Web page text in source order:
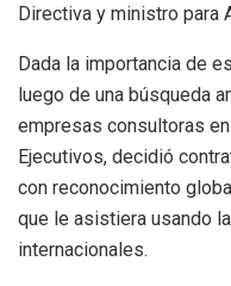
Directiva y ministro para
Dada la importancia de
luego de una búsqueda
empresas consultoras
Ejecutivos, decidió
con reconocimiento
que le asistiera usando
internacionales.